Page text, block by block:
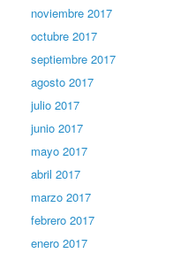
noviembre 2017
octubre 2017
septiembre 2017
agosto 2017
julio 2017
junio 2017
mayo 2017
abril 2017
marzo 2017
febrero 2017
enero 2017